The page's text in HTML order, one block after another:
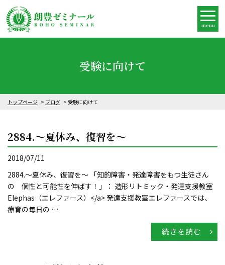
menu
受験に向けて
トップページ ブログ 受験に向けて
2884.～夏休み、復習を～
2018/07/11
2884.～夏休み、復習を～ 「知的障害・発達障害をもつ生徒さん
の 個性と可能性を伸ばす！」： 造形リトミック・発達支援教室
Elephas（エレファース）</a> 発達支援教室エレファースでは、
療育の毎日の …
続きを読む